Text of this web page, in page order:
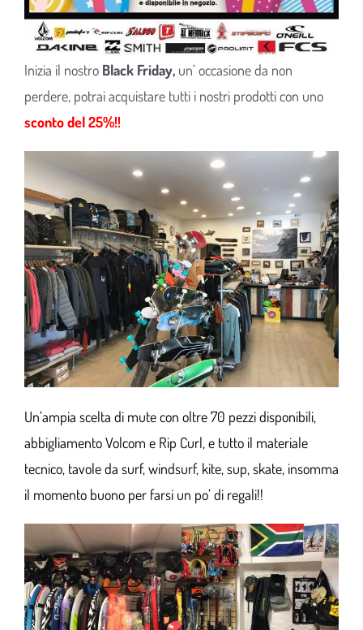
Inizia il nostro Black Friday, un’ occasione da non
perdere, potrai acquistare tutti i nostri prodotti con uno
sconto del 25%!!
Un’ampia scelta di mute con oltre 70 pezzi disponibili,
abbigliamento Volcom e Rip Curl, e tutto il materiale
tecnico, tavole da surf, windsurf, kite, sup, skate, insomma
il momento buono per farsi un po’ di regali!!